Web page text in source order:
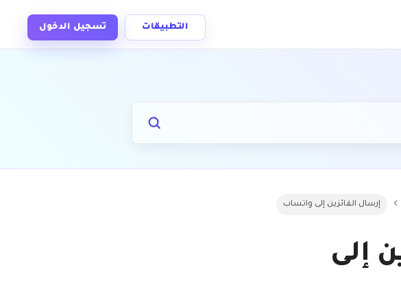
التطبيقات تسجيل الدخول
إرسال الفائزين إلى واتساب
إلى